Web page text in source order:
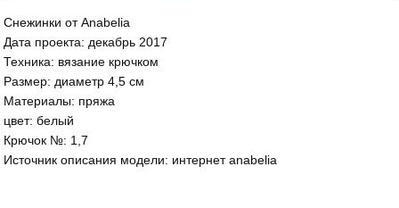
Снежинки от Anabelia
Дата проекта: декабрь 2017
Техника: вязание крючком
Размер: диаметр 4,5 см
Материалы: пряжа
цвет: белый
Крючок №: 1,7
Источник описания модели: интернет anabelia